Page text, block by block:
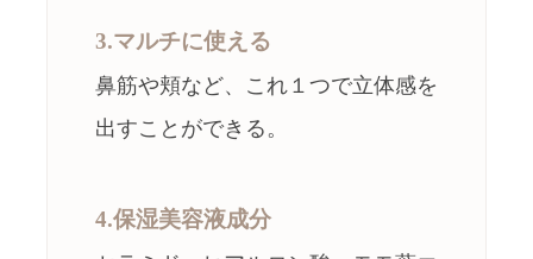
3.マルチに使える
鼻筋や頬など、これ１つで立体感を
出すことができる。
4.保湿美容液成分